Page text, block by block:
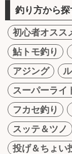
釣り方から探
初心者オスス
鮎トモ釣り
アジング
スーパーライ
フカセ釣り
スッテ＆ツノ
投げ＆ちょい